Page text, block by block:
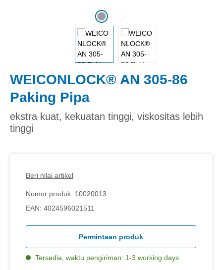
WEICONLOCK® AN 305-86
Paking Pipa
ekstra kuat, kekuatan tinggi, viskositas lebih
tinggi
Beri nilai artikel
Nomor produk: 10020013
EAN: 4024596021511
Permintaan produk
Tersedia, waktu pengiriman: 1-3 working days